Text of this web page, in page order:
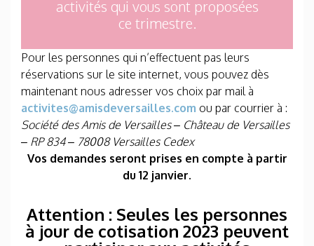
activités qui vous sont proposées
ce trimestre.
Pour les personnes qui n’effectuent pas leurs
réservations sur le site internet, vous pouvez dès
maintenant nous adresser vos choix par mail à
activites@amisdeversailles.com ou par courrier à :
Société des Amis de Versailles – Château de Versailles
– RP 834 – 78008 Versailles Cedex
Vos demandes seront prises en compte à partir
du 12 janvier.
Attention : Seules les personnes
à jour de cotisation 2023 peuvent